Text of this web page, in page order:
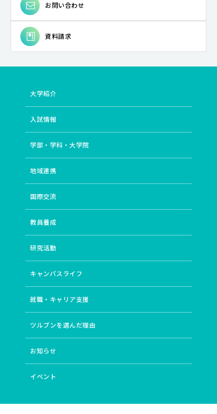
お問い合わせ
資料請求
大学紹介
入試情報
学部・学科・大学院
地域連携
国際交流
教員養成
研究活動
キャンパスライフ
就職・キャリア支援
ツルブンを選んだ理由
お知らせ
イベント